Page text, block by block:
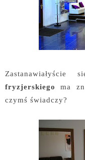
fryzjerskiego
ma
czymś świadczy?